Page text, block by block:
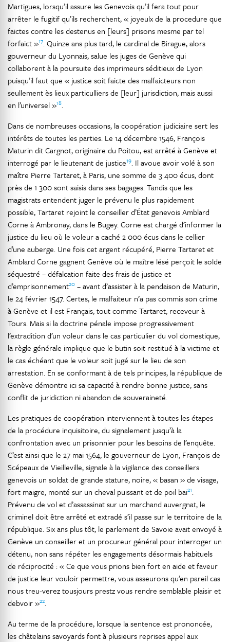
Martigues, lorsqu’il assure les Genevois qu’il fera tout pour
arrêter le fugitif qu’ils recherchent, « joyeulx de la procedure que
faictes contre les destenus en [leurs] prisons mesme par tel
forfaict »17. Quinze ans plus tard, le cardinal de Birague, alors
gouverneur du Lyonnais, salue les juges de Genève qui
collaborent à la poursuite des imprimeurs séditieux de Lyon
puisqu’il faut que « justice soit faicte des malfaicteurs non
seullement ès lieux particulliers de [leur] jurisdiction, mais aussi
en l’universel »18.
Dans de nombreuses occasions, la coopération judiciaire sert les
intérêts de toutes les parties. Le 14 décembre 1546, François
Maturin dit Cargnot, originaire du Poitou, est arrêté à Genève et
interrogé par le lieutenant de justice19. Il avoue avoir volé à son
maître Pierre Tartaret, à Paris, une somme de 3 400 écus, dont
près de 1 300 sont saisis dans ses bagages. Tandis que les
magistrats entendent juger le prévenu le plus rapidement
possible, Tartaret rejoint le conseiller d’État genevois Amblard
Corne à Ambronay, dans le Bugey. Corne est chargé d’informer la
justice du lieu où le voleur a caché 2 000 écus dans le cellier
d’une auberge. Une fois cet argent récupéré, Pierre Tartaret et
Amblard Corne gagnent Genève où le maître lésé perçoit le solde
séquestré – défalcation faite des frais de justice et
d’emprisonnement20 – avant d’assister à la pendaison de Maturin,
le 24 février 1547. Certes, le malfaiteur n’a pas commis son crime
à Genève et il est Français, tout comme Tartaret, receveur à
Tours. Mais si la doctrine pénale impose progressivement
l’extradition d’un voleur dans le cas particulier du vol domestique,
la règle générale implique que le butin soit restitué à la victime et
le cas échéant que le voleur soit jugé sur le lieu de son
arrestation. En se conformant à de tels principes, la république de
Genève démontre ici sa capacité à rendre bonne justice, sans
conflit de juridiction ni abandon de souveraineté.
Les pratiques de coopération interviennent à toutes les étapes
de la procédure inquisitoire, du signalement jusqu’à la
confrontation avec un prisonnier pour les besoins de l’enquête.
C’est ainsi que le 27 mai 1564, le gouverneur de Lyon, François de
Scépeaux de Vieilleville, signale à la vigilance des conseillers
genevois un soldat de grande stature, noire, « basan » de visage,
fort maigre, monté sur un cheval puissant et de poil bai21.
Prévenu de vol et d’assassinat sur un marchand auvergnat, le
criminel doit être arrêté et extradé s’il passe sur le territoire de la
république. Six ans plus tôt, le parlement de Savoie avait envoyé à
Genève un conseiller et un procureur général pour interroger un
détenu, non sans répéter les engagements désormais habituels
de réciprocité : « Ce que vous prions bien fort en aide et faveur
de justice leur vouloir permettre, vous asseurons qu’en pareil cas
nous treu-verez tousjours prestz vous rendre semblable plaisir et
debvoir »22.
Au terme de la procédure, lorsque la sentence est prononcée,
les châtelains savoyards font à plusieurs reprises appel aux